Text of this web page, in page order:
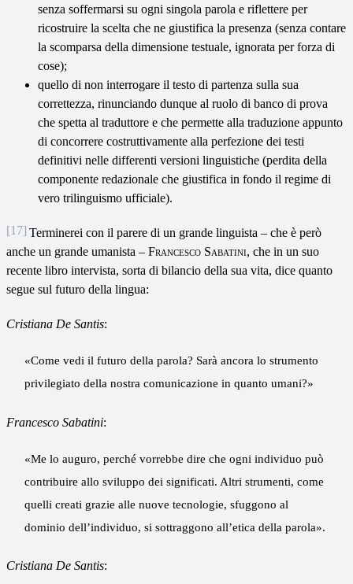
senza soffermarsi su ogni singola parola e riflettere per
ricostruire la scelta che ne giustifica la presenza (senza contare
la scomparsa della dimensione testuale, ignorata per forza di
cose);
quello di non interrogare il testo di partenza sulla sua
correttezza, rinunciando dunque al ruolo di banco di prova
che spetta al traduttore e che permette alla traduzione appunto
di concorrere costruttivamente alla perfezione dei testi
definitivi nelle differenti versioni linguistiche (perdita della
componente redazionale che giustifica in fondo il regime di
vero trilinguismo ufficiale).
[17] Terminerei con il parere di un grande linguista – che è però
anche un grande umanista – Francesco Sabatini, che in un suo
recente libro intervista, sorta di bilancio della sua vita, dice quanto
segue sul futuro della lingua:
Cristiana De Santis:
«Come vedi il futuro della parola? Sarà ancora lo strumento
privilegiato della nostra comunicazione in quanto umani?»
Francesco Sabatini:
«Me lo auguro, perché vorrebbe dire che ogni individuo può
contribuire allo sviluppo dei significati. Altri strumenti, come
quelli creati grazie alle nuove tecnologie, sfuggono al
dominio dell’individuo, si sottraggono all’etica della parola».
Cristiana De Santis: